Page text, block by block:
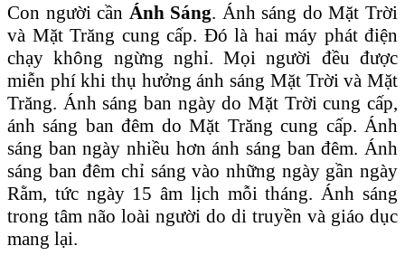
Con người cần Ánh Sáng. Ánh sáng do Mặt Trời
và Mặt Trăng cung cấp. Ɖó là hai máy phát điện
chạy không ngừng nghỉ. Mọi người đều được
miễn phí khi thụ hưởng ánh sáng Mặt Trời và Mặt
Trăng. Ánh sáng ban ngày do Mặt Trời cung cấp,
ánh sáng ban đêm do Mặt Trăng cung cấp. Ánh
sáng ban ngày nhiều hơn ánh sáng ban đêm. Ánh
sáng ban đêm chỉ sáng vào những ngày gần ngày
Rằm, tức ngày 15 âm lịch mỗi tháng. Ánh sáng
trong tâm não loài người do di truyền và giáo dục
mang lại.